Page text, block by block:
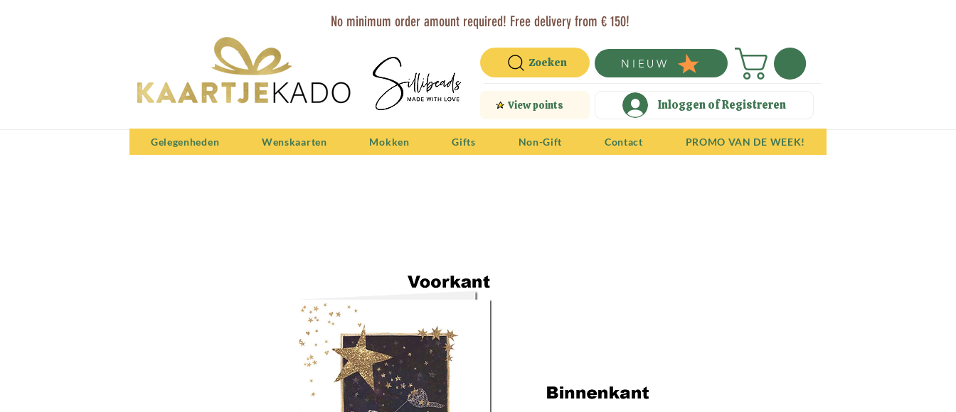
No minimum order amount required! Free delivery from € 150!
Zoeken NIEUW
View points Inloggen of Registreren
Gelegenheden Wenskaarten Mokken Gifts Non-Gift Contact PROMO VAN DE WEEK!